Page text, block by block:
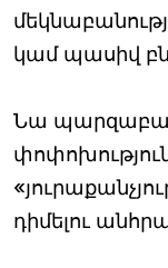
կամ պասիվ
Նա
դիմելու